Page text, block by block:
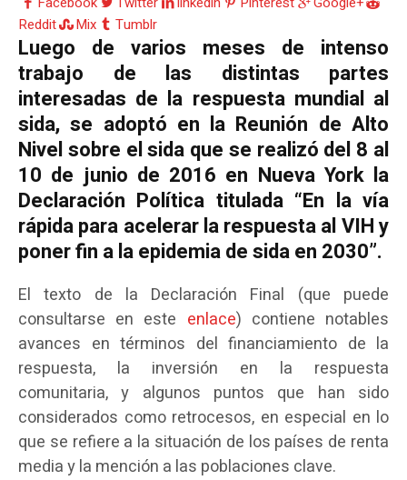
Reddit
Mix Tumblr
Luego de varios meses de intenso
trabajo de las distintas partes
interesadas de la respuesta mundial al
sida, se adoptó en la Reunión de Alto
Nivel sobre el sida que se realizó del 8 al
10 de junio de 2016 en Nueva York la
Declaración Política titulada “En la vía
rápida para acelerar la respuesta al VIH y
poner fin a la epidemia de sida en 2030”.
El texto de la Declaración Final (que puede
consultarse en este enlace) contiene notables
avances en términos del financiamiento de la
respuesta, la inversión en la respuesta
comunitaria, y algunos puntos que han sido
considerados como retrocesos, en especial en lo
que se refiere a la situación de los países de renta
media y la mención a las poblaciones clave.